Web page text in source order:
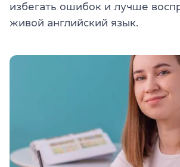
избегать ошибок и лучше
живой английский язык.